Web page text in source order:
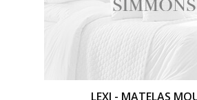
LEXI - MATELAS